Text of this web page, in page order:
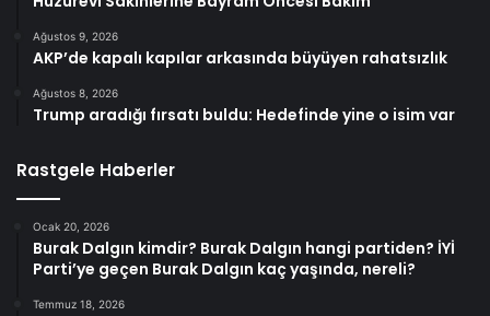
Ağustos 9, 2026
AKP’de kapalı kapılar arkasında büyüyen rahatsızlık
Ağustos 8, 2026
Trump aradığı fırsatı buldu: Hedefinde yine o isim var
Rastgele Haberler
Ocak 20, 2026
Burak Dalgın kimdir? Burak Dalgın hangi partiden? İYİ
Parti’ye geçen Burak Dalgın kaç yaşında, nereli?
Temmuz 18, 2026